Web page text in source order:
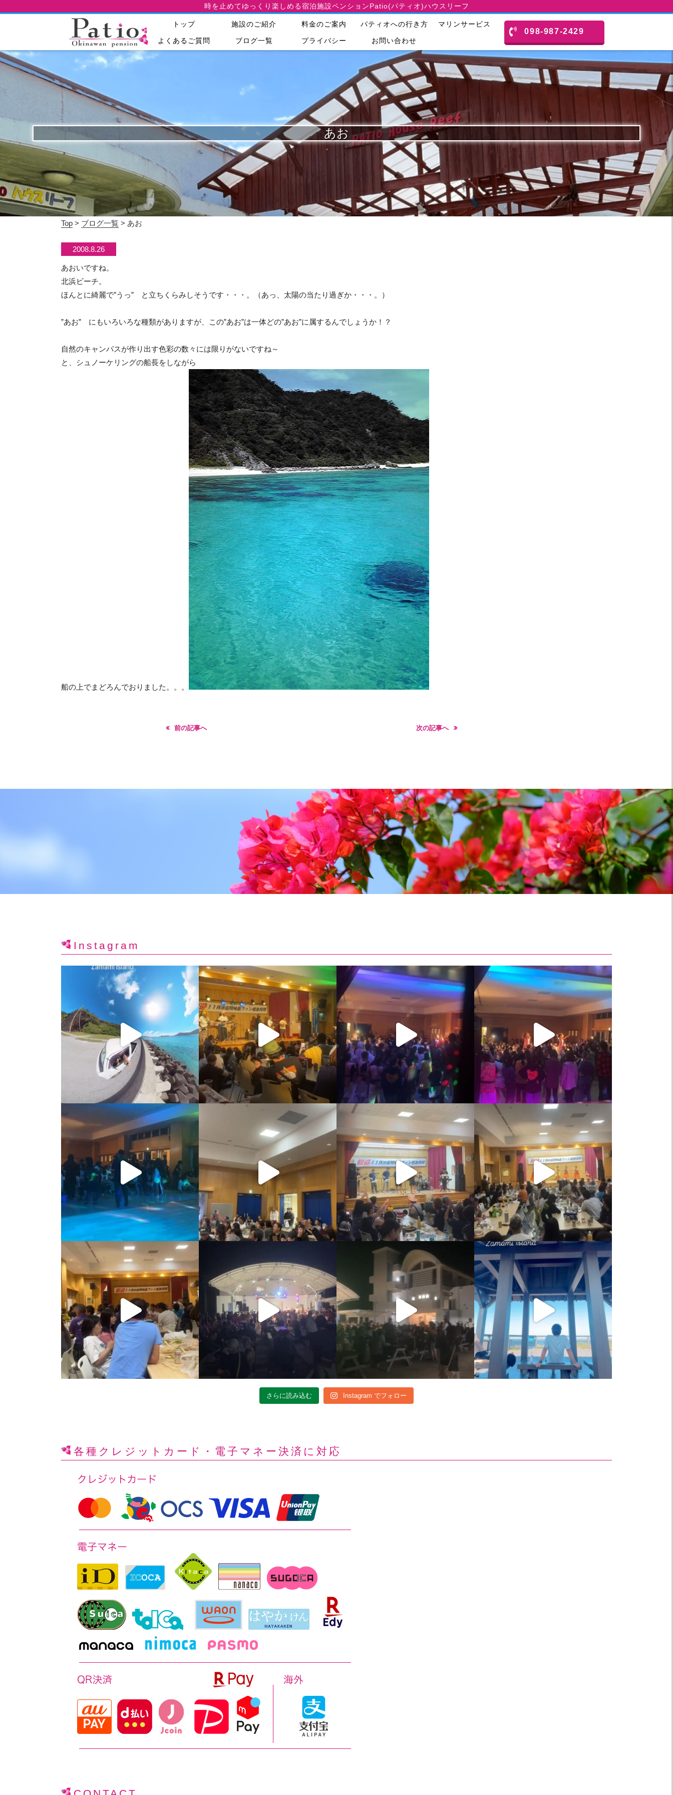
時を止めてゆっくり楽しめる宿泊施設ペンションPatio(パティオ)ハウスリーフ
トップ 施設のご紹介 料金のご案内 パティオへの行き方 マリンサービス
よくあるご質問 ブログ一覧 プライバシー お問い合わせ
098-987-2429
あお
Top > ブログ一覧 > あお
2008.8.26
あおいですね。
北浜ビーチ。
ほんとに綺麗で”うっ” と立ちくらみしそうです・・・。（あっ、太陽の当たり過ぎか・・・。）
”あお” にもいろいろな種類がありますが、この”あお”は一体どの”あお”に属するんでしょうか！？
自然のキャンパスが作り出す色彩の数々には限りがないですね～
と、シュノーケリングの船長をしながら
船の上でまどろんでおりました。。。
前の記事へ 次の記事へ
Instagram
さらに読み込む Instagram でフォロー
各種クレジットカード ・電子マネー決済に対応